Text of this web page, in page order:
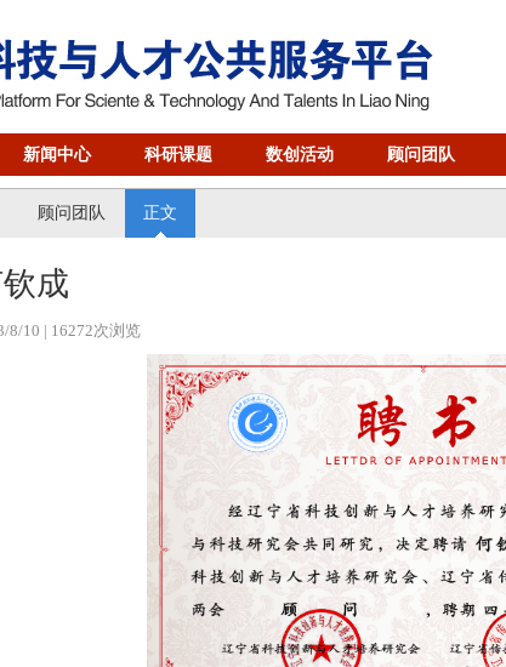
新闻中心 科研课题 数创活动 顾问团队
顾问团队 正文
成
8/10 | 16272次浏览